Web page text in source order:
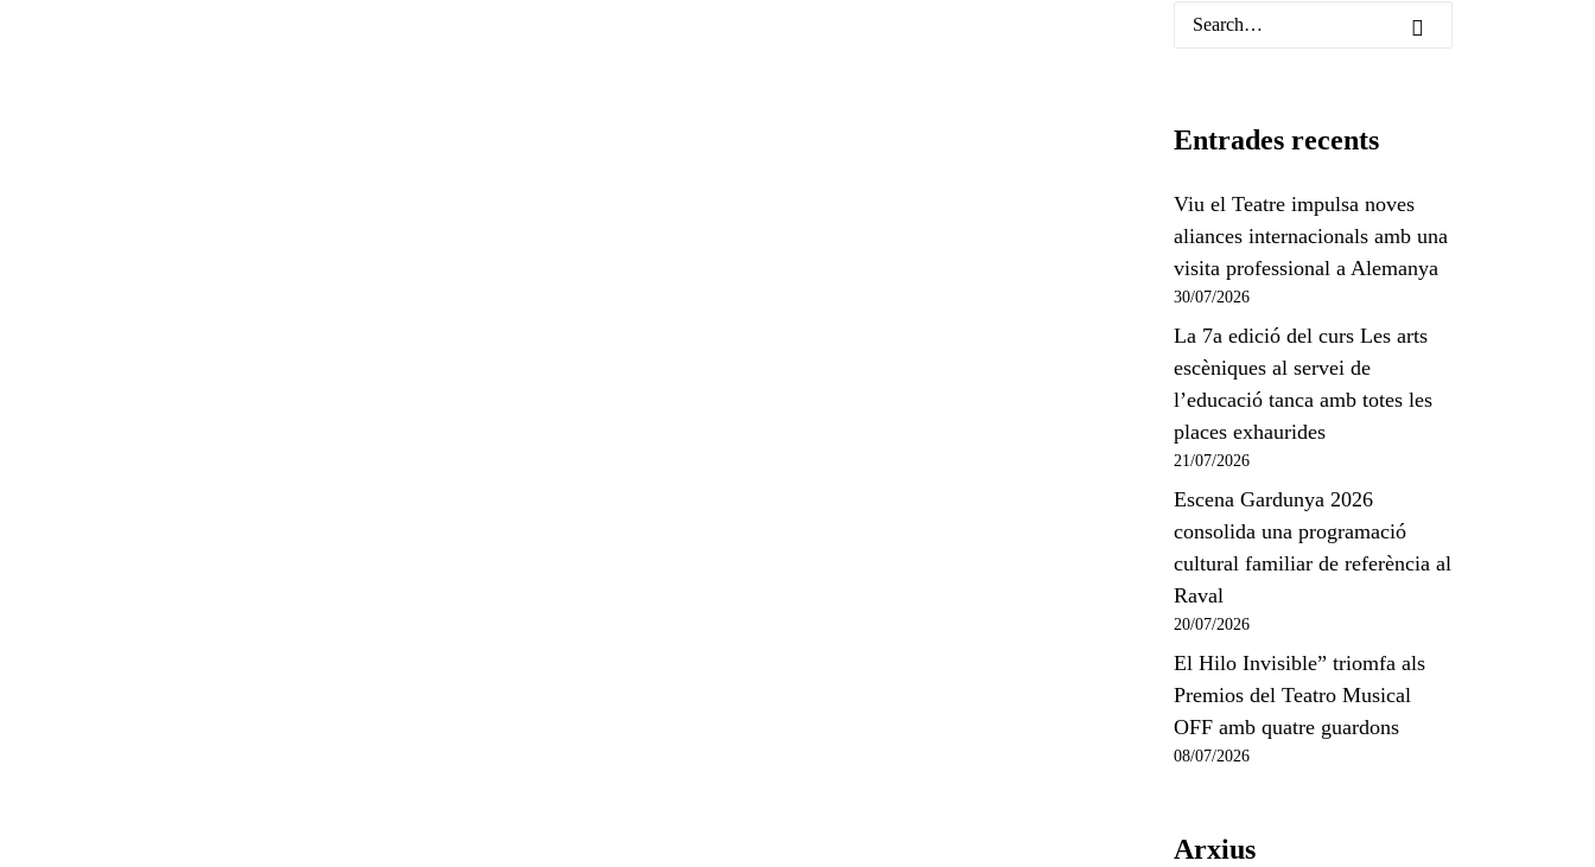
Entrades recents
Viu el Teatre impulsa noves
aliances internacionals amb una
visita professional a Alemanya
30/07/2026
La 7a edició del curs Les arts
escèniques al servei de
l’educació tanca amb totes les
places exhaurides
21/07/2026
Escena Gardunya 2026
consolida una programació
cultural familiar de referència al
Raval
20/07/2026
El Hilo Invisible” triomfa als
Premios del Teatro Musical
OFF amb quatre guardons
08/07/2026
Arxius